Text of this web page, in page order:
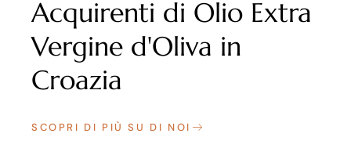
Acquirenti di Olio Extra
Vergine d'Oliva in
Croazia
SCOPRI DI PIÙ SU DI NOI